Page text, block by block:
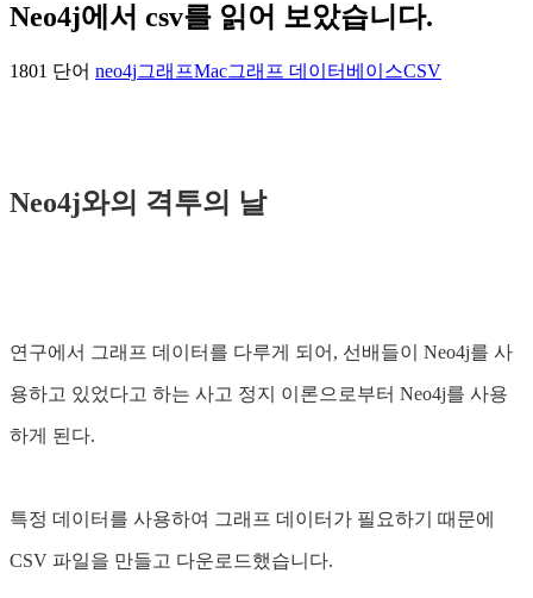
Neo4j에서 csv를 읽어 보았습니다.
1801 단어 neo4j그래프Mac그래프 데이터베이스CSV
Neo4j와의 격투의 날
연구에서 그래프 데이터를 다루게 되어, 선배들이 Neo4j를 사
용하고 있었다고 하는 사고 정지 이론으로부터 Neo4j를 사용
하게 된다.
특정 데이터를 사용하여 그래프 데이터가 필요하기 때문에
CSV 파일을 만들고 다운로드했습니다.